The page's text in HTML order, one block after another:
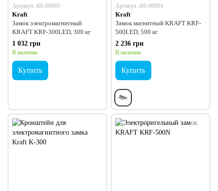
Артикул: t66-00003
Kraft
Замок электромагнитный
KRAFT KRF-300LED, 300 кг
1 032 грн
В наличии
Купить
Артикул: t66-00004
Kraft
Замок магнитный KRAFT KRF-
500LED, 500 кг
2 236 грн
В наличии
Купить